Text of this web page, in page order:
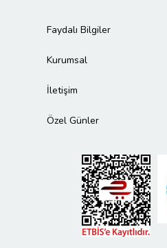
Faydalı Bilgiler
Kurumsal
İletişim
Özel Günler